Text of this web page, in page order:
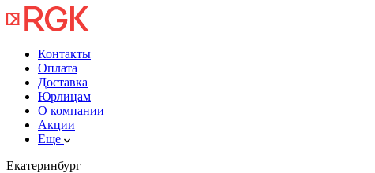
Контакты
Оплата
Доставка
Юрлицам
О компании
Акции
Еще
Екатеринбург